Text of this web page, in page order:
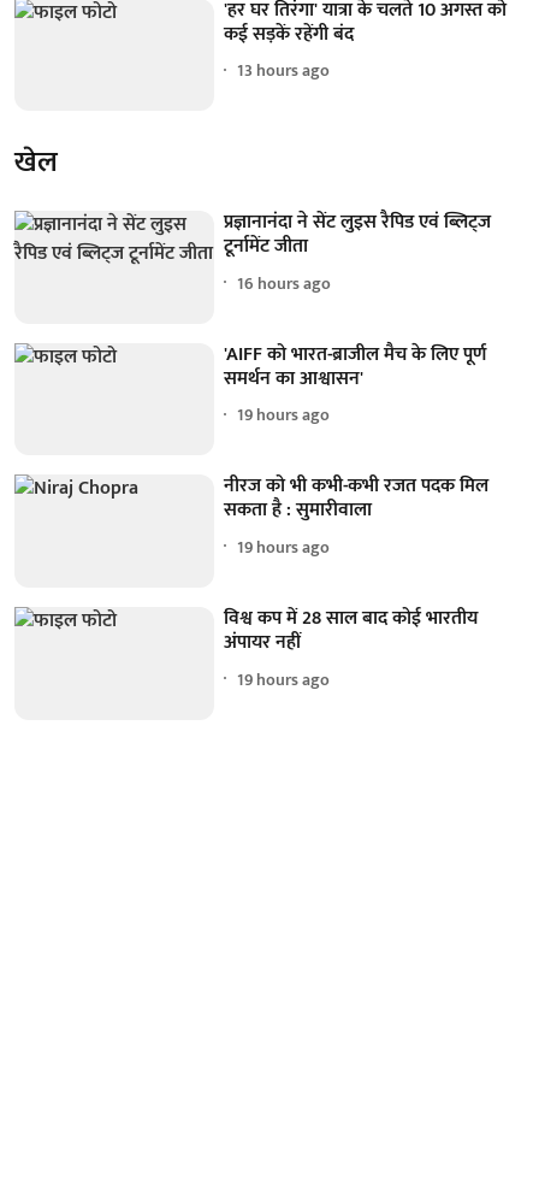
'हर घर तिरंगा' यात्रा के चलते 10 अगस्त को
कई सड़कें रहेंगी बंद
13 hours ago
खेल
प्रज्ञानानंदा ने सेंट लुइस रैपिड एवं ब्लिट्ज
टूर्नामेंट जीता
16 hours ago
'AIFF को भारत-ब्राजील मैच के लिए पूर्ण
समर्थन का आश्वासन'
19 hours ago
नीरज को भी कभी-कभी रजत पदक मिल
सकता है : सुमारीवाला
19 hours ago
विश्व कप में 28 साल बाद कोई भारतीय
अंपायर नहीं
19 hours ago